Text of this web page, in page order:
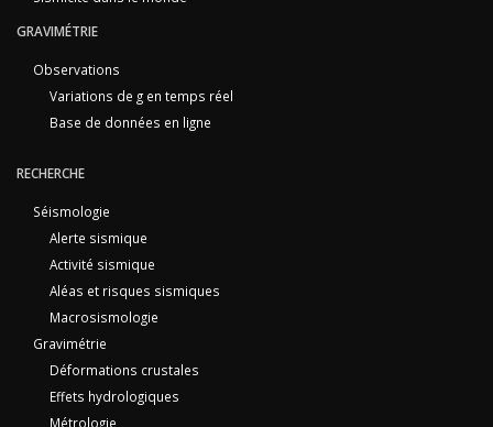
GRAVIMÉTRIE
Observations
Variations de g en temps réel
Base de données en ligne
RECHERCHE
Séismologie
Alerte sismique
Activité sismique
Aléas et risques sismiques
Macrosismologie
Gravimétrie
Déformations crustales
Effets hydrologiques
Métrologie